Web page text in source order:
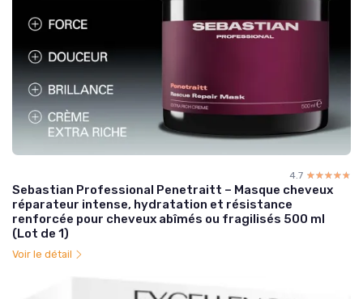
4.7 ☆☆☆☆☆
★★★★★
Sebastian Professional Penetraitt – Masque cheveux
réparateur intense, hydratation et résistance
renforcée pour cheveux abîmés ou fragilisés 500 ml
(Lot de 1)
Voir le détail